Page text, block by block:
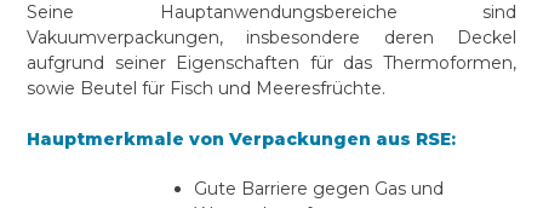
Seine Hauptanwendungsbereiche sind
Vakuumverpackungen, insbesondere deren Deckel
aufgrund seiner Eigenschaften für das Thermoformen,
sowie Beutel für Fisch und Meeresfrüchte.
Hauptmerkmale von Verpackungen aus RSE:
Gute Barriere gegen Gas und